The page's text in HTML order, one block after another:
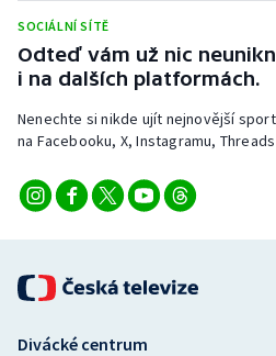
SOCIÁLNÍ SÍTĚ
Odteď vám už nic
i na dalších platformách.
Nenechte si nikde ujít nejnovější
na Facebooku, X, Instagramu,
Divácké centrum